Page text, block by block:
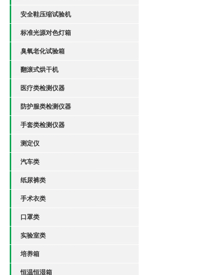
安全鞋压缩试验机
标准光源对色灯箱
臭氧老化试验箱
翻滚式烘干机
医疗类检测仪器
防护服类检测仪器
手套类检测仪器
测定仪
汽车类
纸尿裤类
手术衣类
口罩类
实验室类
培养箱
恒温恒湿箱